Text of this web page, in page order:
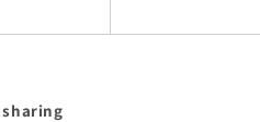
sharing